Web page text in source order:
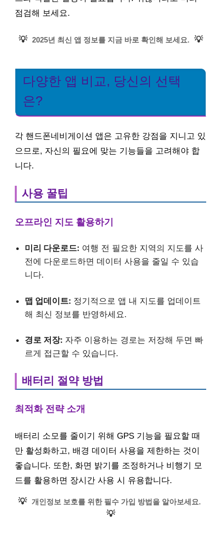
점검해 보세요.
💡 2025년 최신 앱 정보를 지금 바로 확인해 보세요. 💡
다양한 앱 비교, 당신의 선택
은?
각 핸드폰네비게이션 앱은 고유한 강점을 지니고 있
으므로, 자신의 필요에 맞는 기능들을 고려해야 합
니다.
사용 꿀팁
오프라인 지도 활용하기
미리 다운로드: 여행 전 필요한 지역의 지도를 사
전에 다운로드하면 데이터 사용을 줄일 수 있습
니다.
맵 업데이트: 정기적으로 앱 내 지도를 업데이트
해 최신 정보를 반영하세요.
경로 저장: 자주 이용하는 경로는 저장해 두면 빠
르게 접근할 수 있습니다.
배터리 절약 방법
최적화 전략 소개
배터리 소모를 줄이기 위해 GPS 기능을 필요할 때
만 활성화하고, 배경 데이터 사용을 제한하는 것이
좋습니다. 또한, 화면 밝기를 조정하거나 비행기 모
드를 활용하면 장시간 사용 시 유용합니다.
💡 개인정보 보호를 위한 필수 가입 방법을 알아보세요.
💡